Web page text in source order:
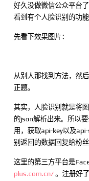
好久没做微信公众平台
看到有个人脸识别的功
先看下效果图片：
从别人那找到方法，然
正题。
其实，人脸识别就是将
的json解析出来。所以
用，获取api-key以及
别返回的数据回复给粉丝
这里的第三方平台是
plus.com.cn/。注册好